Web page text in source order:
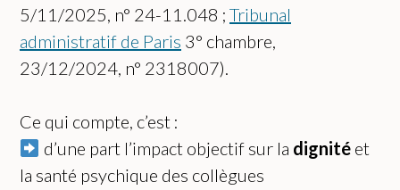
5/11/2025, n° 24-11.048 ; Tribunal
administratif de Paris 3° chambre,
23/12/2024, n° 2318007).
Ce qui compte, c’est :
d’une part l’impact objectif sur la dignitéet
la santé psychique des collègues